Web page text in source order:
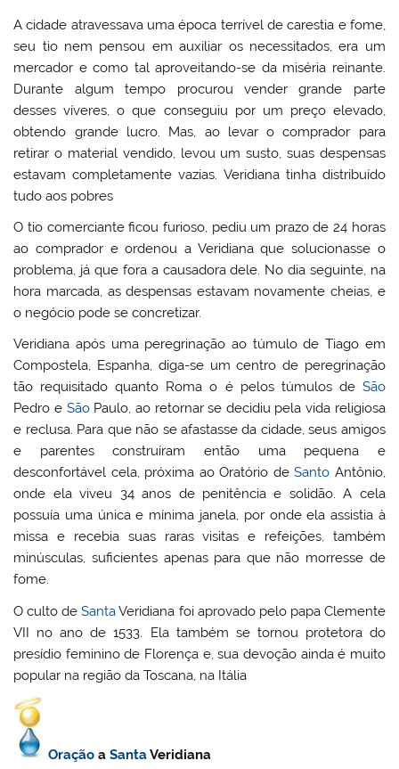
A cidade atravessava uma época terrível de carestia e fome,
seu tio nem pensou em auxiliar os necessitados, era um
mercador e como tal aproveitando-se da miséria reinante.
Durante algum tempo procurou vender grande parte
desses víveres, o que conseguiu por um preço elevado,
obtendo grande lucro. Mas, ao levar o comprador para
retirar o material vendido, levou um susto, suas despensas
estavam completamente vazias. Veridiana tinha distribuído
tudo aos pobres
O tio comerciante ficou furioso, pediu um prazo de 24 horas
ao comprador e ordenou a Veridiana que solucionasse o
problema, já que fora a causadora dele. No dia seguinte, na
hora marcada, as despensas estavam novamente cheias, e
o negócio pode se concretizar.
Veridiana após uma peregrinação ao túmulo de Tiago em
Compostela, Espanha, diga-se um centro de peregrinação
tão requisitado quanto Roma o é pelos túmulos de São
Pedro e SãoPaulo, ao retornar se decidiu pela vida religiosa
e reclusa. Para que não se afastasse da cidade, seus amigos
e parentes construíram então uma pequena e
desconfortável cela, próxima ao Oratório deSanto Antônio,
onde ela viveu 34 anos de penitência e solidão. A cela
possuía uma única e mínima janela, por onde ela assistia à
missa e recebia suas raras visitas e refeições, também
minúsculas, suficientes apenas para que não morresse de
fome.
O culto deSantaVeridiana foi aprovado pelo papa Clemente
VII no ano de 1533. Ela também se tornou protetora do
presídio feminino de Florença e, sua devoção ainda é muito
popular na região da Toscana, na Itália
Oração aSantaVeridiana